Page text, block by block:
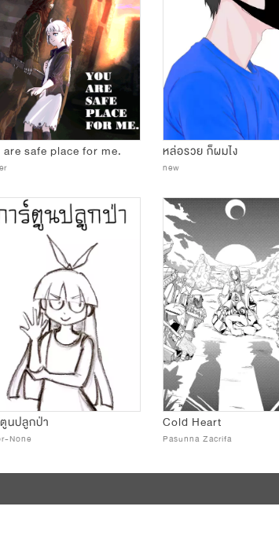
are safe place for me. หล่อรวย ก็ผมไง
new
นปลูกป่า
None
Cold Heart
Pasunna Zacrifa